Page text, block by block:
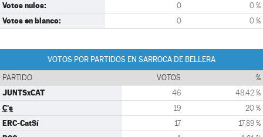
Votos nulos: 0 0 %
Votos en blanco: 0 0 %
VOTOS POR PARTIDOS EN SARROCA DE BELLERA
PARTIDO VOTOS %
JUNTSxCAT 46 48,42 %
C's 19 20 %
ERC-CatSí 17 17,89 %